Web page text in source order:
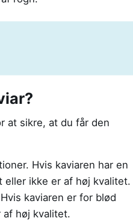
at sikre, at du får den
Hvis kaviaren har en
ikke er af høj kvalitet.
kaviaren er for blød
høj kvalitet.